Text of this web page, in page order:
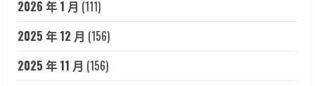
2026 年 1 月 (111)
2025 年 12 月 (156)
2025 年 11 月 (156)